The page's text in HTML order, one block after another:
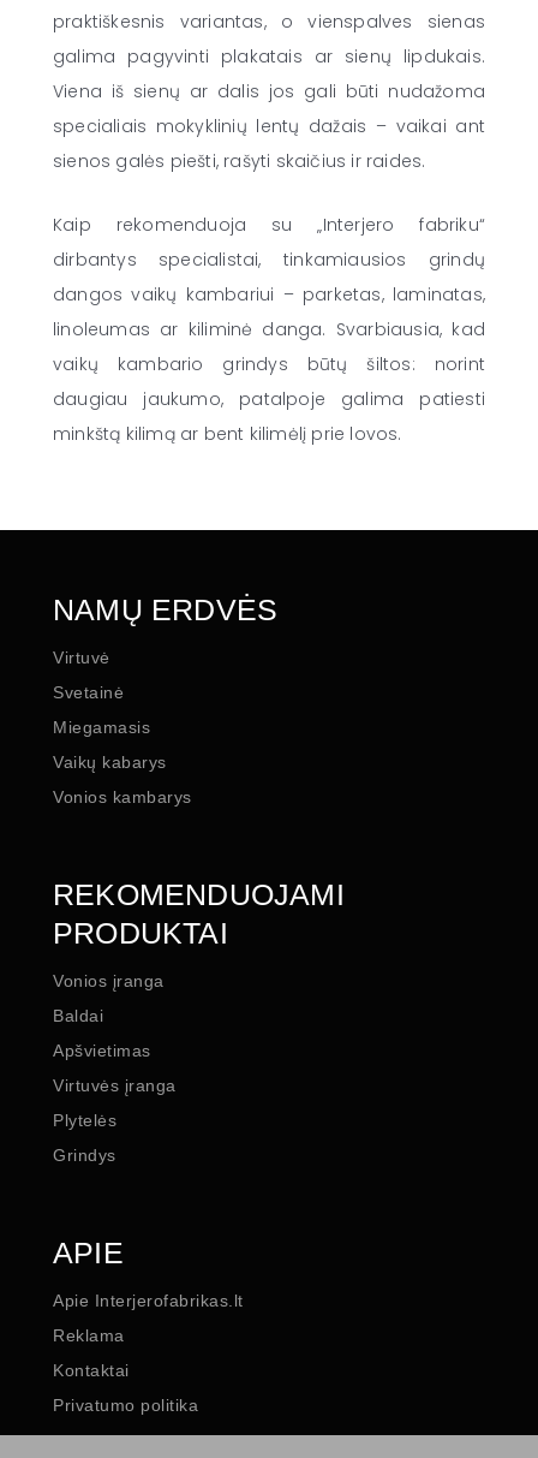
praktiškesnis variantas, o vienspalves sienas
galima pagyvinti plakatais ar sienų lipdukais.
Viena iš sienų ar dalis jos gali būti nudažoma
specialiais mokyklinių lentų dažais – vaikai ant
sienos galės piešti, rašyti skaičius ir raides.
Kaip rekomenduoja su „Interjero fabriku“
dirbantys specialistai, tinkamiausios grindų
dangos vaikų kambariui – parketas, laminatas,
linoleumas ar kiliminė danga. Svarbiausia, kad
vaikų kambario grindys būtų šiltos: norint
daugiau jaukumo, patalpoje galima patiesti
minkštą kilimą ar bent kilimėlį prie lovos.
NAMŲ ERDVĖS
Virtuvė
Svetainė
Miegamasis
Vaikų kabarys
Vonios kambarys
REKOMENDUOJAMI
PRODUKTAI
Vonios įranga
Baldai
Apšvietimas
Virtuvės įranga
Plytelės
Grindys
APIE
Apie Interjerofabrikas.lt
Reklama
Kontaktai
Privatumo politika